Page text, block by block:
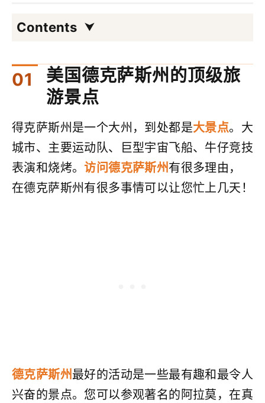
Contents
美国德克萨斯州的顶级旅
游景点
得克萨斯州是一个大州，到处都是大景点。大
城市、主要运动队、巨型宇宙飞船、牛仔竞技
表演和烧烤。 访问德克萨斯州有很多理由，
在德克萨斯州有很多事情可以让您忙上几天！
德克萨斯州最好的活动是一些最有趣和最令人
兴奋的景点。您可以参观著名的阿拉莫，在真